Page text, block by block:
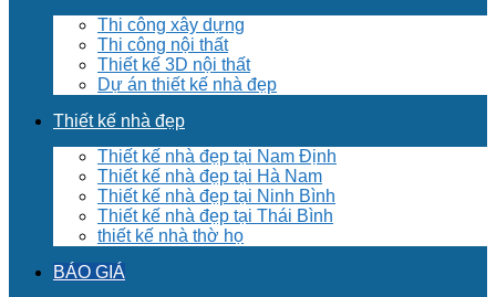
Thi công xây dựng
Thi công nội thất
Thiết kế 3D nội thất
Dự án thiết kế nhà đẹp
Thiết kế nhà đẹp
Thiết kế nhà đẹp tại Nam Định
Thiết kế nhà đẹp tại Hà Nam
Thiết kế nhà đẹp tại Ninh Bình
Thiết kế nhà đẹp tại Thái Bình
thiết kế nhà thờ họ
BÁO GIÁ